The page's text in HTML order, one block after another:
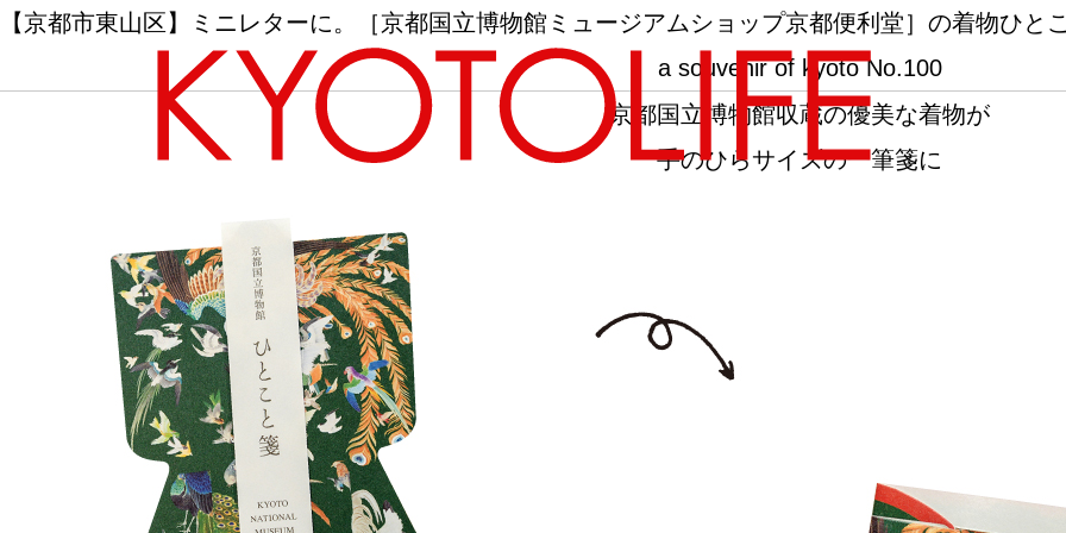
エリアから探す
カテゴリーから探す
【京都市東山区】ミニレターに。［京都国立博物館ミュージアムショップ京都便利堂］の着物ひと
a souvenir of kyoto No.100
京都国立博物館収蔵の優美な着物が
手のひらサイズの一筆箋に